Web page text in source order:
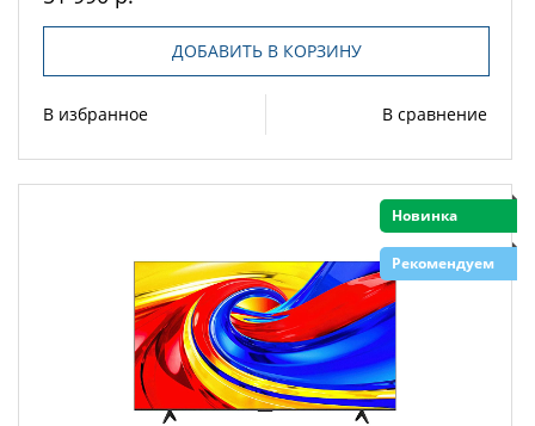
ДОБАВИТЬ В КОРЗИНУ
В избранное В сравнение
Новинка
Рекомендуем